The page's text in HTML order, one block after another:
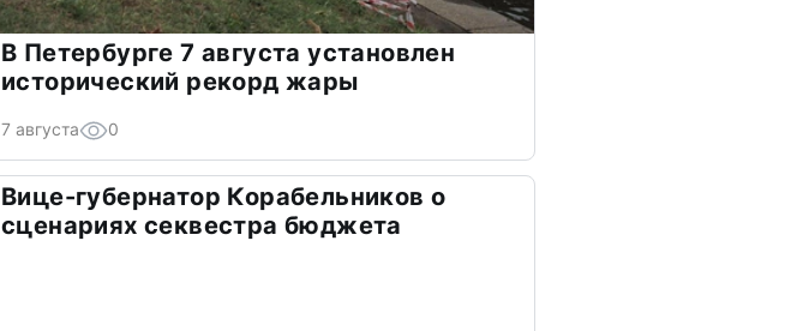
В Петербурге 7 августа установлен
исторический рекорд жары
7 августа 0
Вице-губернатор Корабельников о
сценариях секвестра бюджета